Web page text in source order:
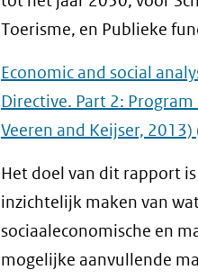
Toerisme, en Publieke
Economic and social
Directive. Part 2:
Veeren and Keijser, 2013)
Het doel van dit rapport
inzichtelijk maken van
sociaaleconomische en
mogelijke aanvullende